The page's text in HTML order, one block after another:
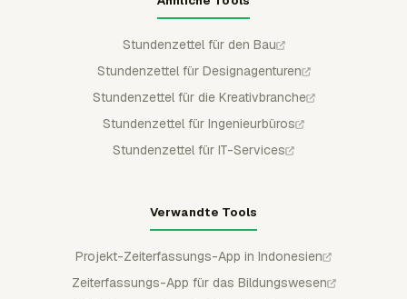
Stundenzettel für den Bau
Stundenzettel für Designagenturen
Stundenzettel für die Kreativbranche
Stundenzettel für Ingenieurbüros
Stundenzettel für IT-Services
Verwandte Tools
Projekt-Zeiterfassungs-App in Indonesien
Zeiterfassungs-App für das Bildungswesen